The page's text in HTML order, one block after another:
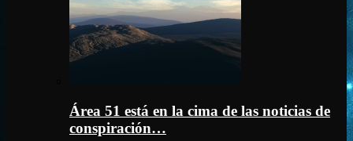
Área 51 está en la cima de las noticias de
conspiración…